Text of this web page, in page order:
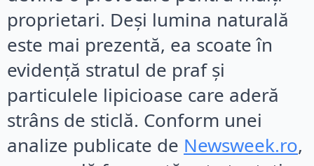
proprietari. Deși lumina naturală
este mai prezentă, ea scoate în
evidență stratul de praf și
particulele lipicioase care aderă
strâns de sticlă. Conform unei
analize publicate de Newsweek.ro,